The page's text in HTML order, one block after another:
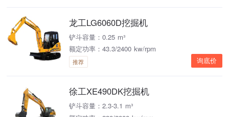
龙工LG6060D挖掘机
铲斗容量：0.25 m³
额定功率：43.3/2400 kw/rpm
推荐 询底价
徐工XE490DK挖掘机
铲斗容量：2.3-3.1 m³